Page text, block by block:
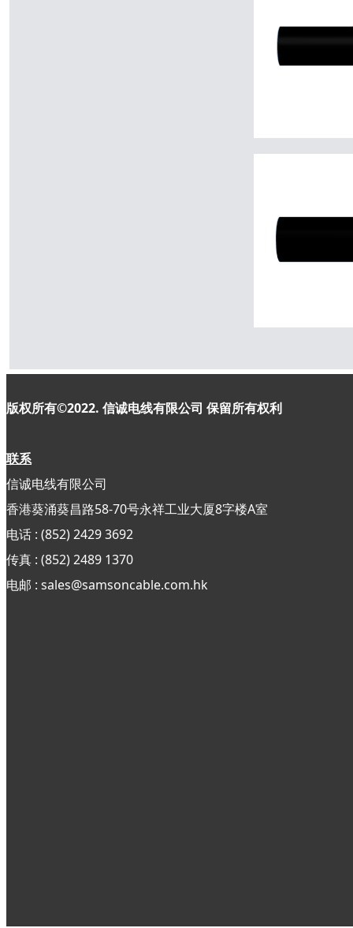
版权所有©2022. 信诚电线有限公司 保留所有权利
联系
信诚电线有限公司
香港葵涌葵昌路58-70号永祥工业大厦8字楼A室
电话 : (852) 2429 3692
传真 : (852)2489 1370
电邮 : sales@samsoncable.com.hk